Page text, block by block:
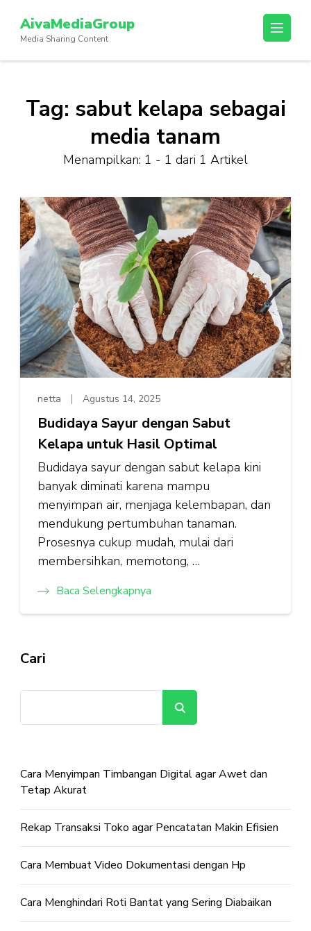
konten
(Tekan
AivaMediaGroup
Media Sharing Content
Tag: sabut kelapa sebagai
media tanam
Menampilkan: 1 - 1 dari 1 Artikel
netta Agustus 14, 2025
Budidaya Sayur dengan Sabut
Kelapa untuk Hasil Optimal
Budidaya sayur dengan sabut kelapa kini
banyak diminati karena mampu
menyimpan air, menjaga kelembapan, dan
mendukung pertumbuhan tanaman.
Prosesnya cukup mudah, mulai dari
membersihkan, memotong, …
Baca Selengkapnya
Cari
Cara Menyimpan Timbangan Digital agar Awet dan
Tetap Akurat
Rekap Transaksi Toko agar Pencatatan Makin Efisien
Cara Membuat Video Dokumentasi dengan Hp
Cara Menghindari Roti Bantat yang Sering Diabaikan